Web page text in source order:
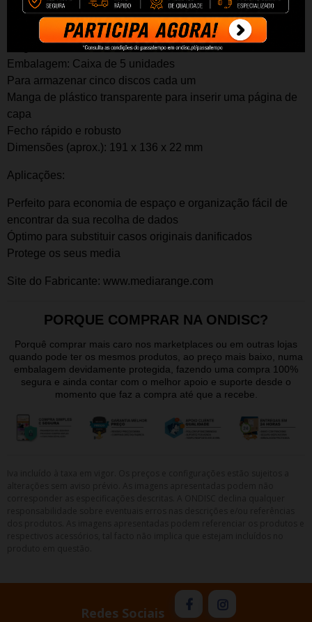
Cor: Preto
Material: Plástico
Largura: 22mm
Embalagem: Caixa de 5 unidades
Para armazenar cinco discos cada um
Manga de plástico transparente para inserir uma página de
capa
Fecho rápido e robusto
Dimensões (aprox.): 191 x 136 x 22 mm
Aplicações:
Perfeito para economia de espaço e organização fácil de
encontrar da sua recolha de dados
Óptimo para substituir casos originais danificados
Protege os seus media
Site do Fabricante: www.mediarange.com
PORQUE COMPRAR NA ONDISC?
Porquê comprar mais caro nos marketplaces ou em outras lojas
quando pode ter os mesmos produtos, ao preço mais baixo, numa
embalagem devidamente protegida, fazendo uma compra 100%
segura e ainda contar com o melhor apoio e suporte desde o
momento que faz a compra até que a recebe.
Redes Sociais